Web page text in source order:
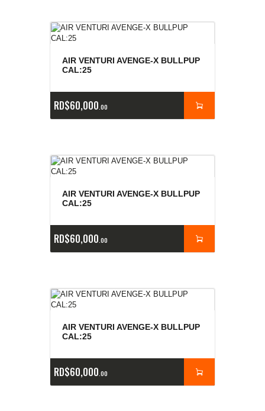
AIR VENTURI AVENGE-X BULLPUP
CAL:25
RD$60,000 00
AIR VENTURI AVENGE-X BULLPUP
CAL:25
RD$60,000 00
AIR VENTURI AVENGE-X BULLPUP
CAL:25
RD$60,000 00